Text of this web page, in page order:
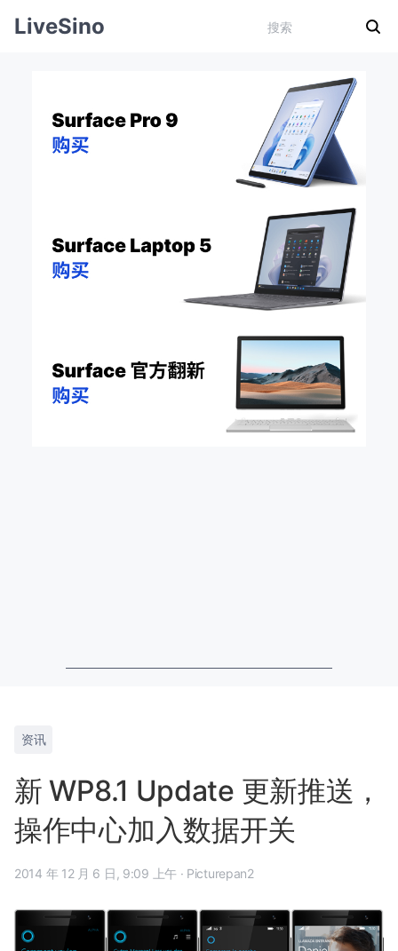
LiveSino
资讯
新 WP8.1 Update 更新推送，
操作中心加入数据开关
2014 年 12 月 6 日, 9:09 上午 · Picturepan2